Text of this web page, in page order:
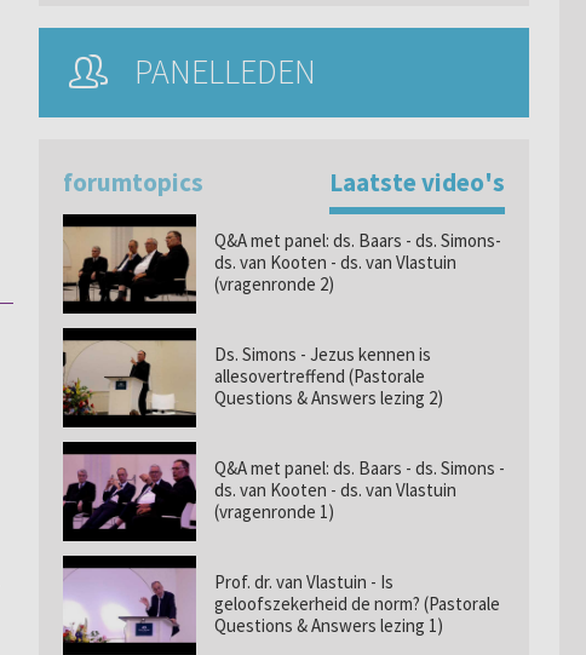
PANELLEDEN
forumtopics Laatste video's
Q&A met panel: ds. Baars - ds. Simons-
ds. van Kooten - ds. van Vlastuin
(vragenronde 2)
Ds. Simons - Jezus kennen is
allesovertreffend (Pastorale
Questions & Answers lezing 2)
Q&A met panel: ds. Baars - ds. Simons -
ds. van Kooten - ds. van Vlastuin
(vragenronde 1)
Prof. dr. van Vlastuin - Is
geloofszekerheid de norm? (Pastorale
Questions & Answers lezing 1)